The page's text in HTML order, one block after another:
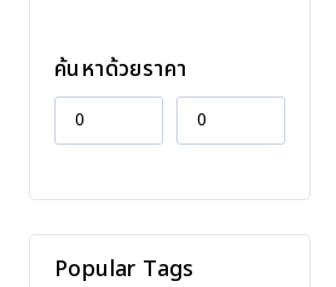
ค้นหาด้วยราคา
Popular Tags